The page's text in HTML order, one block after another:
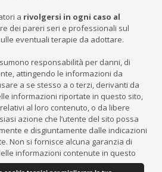
a rivolgersi in ogni caso al
dei pareri seri e professionali sul
eventuali terapie da adottare.
responsabilità per danni, di
attingendo le informazioni da
a se stesso a o terzi, derivanti da
informazioni riportate in questo sito,
al loro contenuto, o da libere
azione che l’utente del sito possa
e disgiuntamente dalle indicazioni
Non si fornisce alcuna garanzia di
informazioni contenute in questo